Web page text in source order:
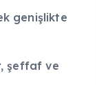
genişlikte
şeffaf ve